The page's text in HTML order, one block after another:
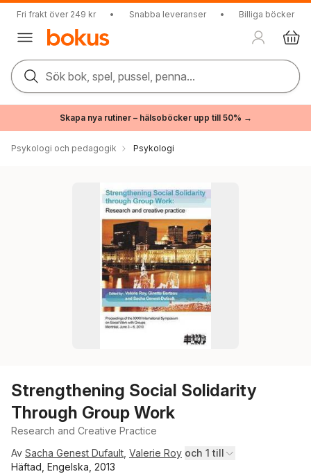
Fri frakt över 249 kr • Snabba leveranser • Billiga böcker
Sök bok, spel, pussel, penna...
Skapa nya rutiner – hälsoböcker upp till 50% →
Psykologi och pedagogik Psykologi
Strengthening Social Solidarity
Through Group Work
Research and Creative Practice
Av Sacha Genest Dufault Valerie Roy och 1 till
Häftad, Engelska, 2013